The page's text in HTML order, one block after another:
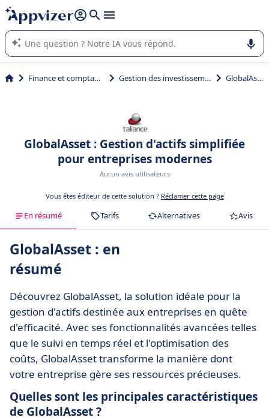
répondre (plusieurs lignes avec
L'IA de Appvizer vous guide dans l'utilisation ou la sélection de
logiciel SaaS en entreprise.
Finance et comptabilité Gestion des investissements GlobalAsset
GlobalAsset : Gestion d'actifs simplifiée
pour entreprises modernes
Aucun avis utilisateurs
Vous êtes éditeur de cette solution ? Réclamer cette page
En résumé Tarifs Alternatives Avis
GlobalAsset : en
résumé
Découvrez GlobalAsset, la solution idéale pour la
gestion d'actifs destinée aux entreprises en quête
d'efficacité. Avec ses fonctionnalités avancées telles
que le suivi en temps réel et l'optimisation des
coûts, GlobalAsset transforme la manière dont
votre entreprise gère ses ressources précieuses.
Quelles sont les principales caractéristiques
de GlobalAsset ?